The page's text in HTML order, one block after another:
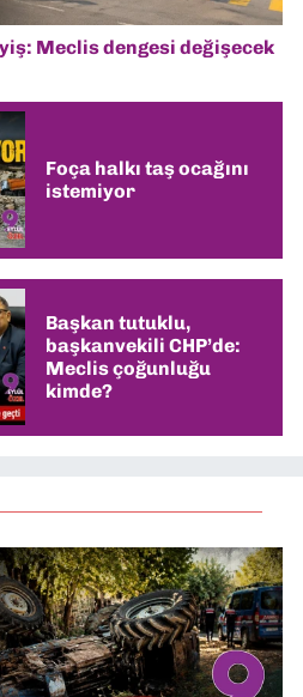
Meclis dengesi değişecek
Foça halkı taş ocağını
istemiyor
Başkan tutuklu,
başkanvekili CHP’de:
Meclis çoğunluğu
kimde?